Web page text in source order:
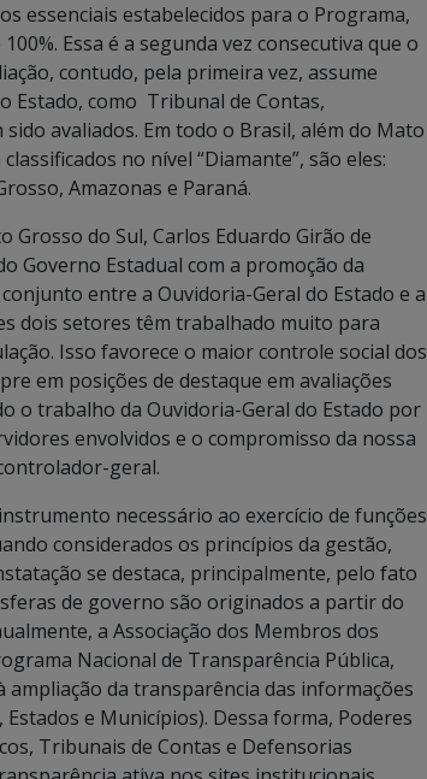
essenciais estabelecidos para o Programa,
Essa é a segunda vez consecutiva que o
contudo, pela primeira vez, assume
Estado, como Tribunal de Contas,
avaliados. Em todo o Brasil, além do Mato
no nível “Diamante”, são eles:
Amazonas e Paraná.
do Sul, Carlos Eduardo Girão de
Governo Estadual com a promoção da
entre a Ouvidoria-Geral do Estado e a
dois setores têm trabalhado muito para
Isso favorece o maior controle social dos
em posições de destaque em avaliações
o trabalho da Ouvidoria-Geral do Estado por
envolvidos e o compromisso da nossa
geral.
necessário ao exercício de funções
considerados os princípios da gestão,
se destaca, principalmente, pelo fato
de governo são originados a partir do
a Associação dos Membros dos
Nacional de Transparência Pública,
da transparência das informações
e Municípios). Dessa forma, Poderes
Tribunais de Contas e Defensorias